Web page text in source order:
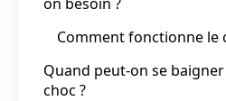
Comment fonctionne le
Quand peut-on se
choc ?